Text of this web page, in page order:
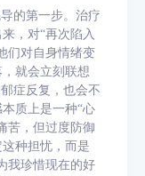
的第一步。治疗
，对“再次陷入
们对自身情绪变
就会立刻联想
症反复，也会不
质上是一种“心
苦，但过度防御
种担忧，而是
我珍惜现在的好